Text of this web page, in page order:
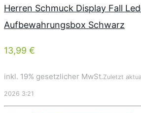
Herren Schmuck Display Fall
Aufbewahrungsbox Schwarz
13,99 €
inkl. 19% gesetzlicher MwSt.Zuletzt
2026 3:21